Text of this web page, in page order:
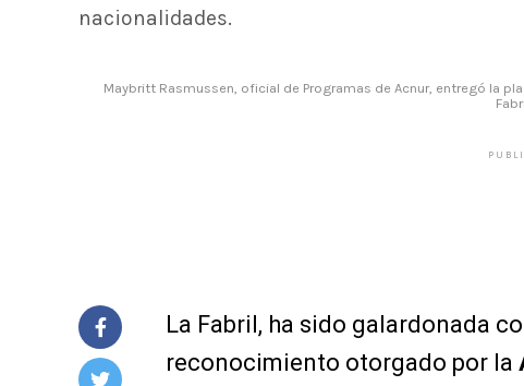
nacionalidades.
Maybritt Rasmussen, oficial de Programas de Acnur, entregó la
La Fabril, ha sido galardonada
reconocimiento otorgado por la